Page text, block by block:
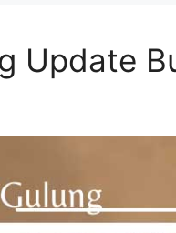
Update